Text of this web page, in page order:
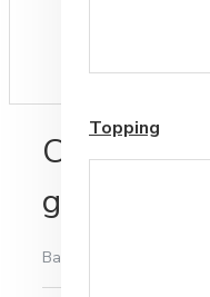
Topping
Ceai de
gr
Bazată pe 0 note.